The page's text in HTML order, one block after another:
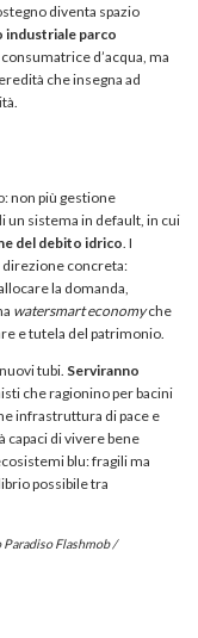
diventa spazio
industriale parco
consumatrice d’acqua, ma
che insegna ad
non più gestione
un sistema in default, in cui
del debito idrico . I
direzione concreta:
la domanda,
watersmart economyche
e tutela del patrimonio.
tubi. Serviranno
che ragionino per bacini
infrastruttura di pace e
capaci di vivere bene
blu: fragili ma
possibile tra
Flashmob /